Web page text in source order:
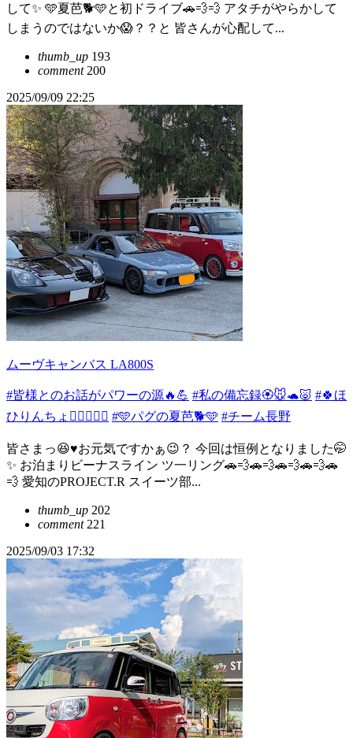
して✨ 🩵夏芭🐕🩵と初ドライブ🚗💨💨 アタチがやらかして
しまうのではないか😱？？と 皆さんが心配して...
thumb_up 193
comment200
2025/09/09 22:25
ムーヴキャンバス LA800S
#皆様とのお話がパワーの源🔥💪 #私の備忘録🏵️🐭🐢🐷 #🍀ほ
ひりんちょ👉🏻👈🏻🍀 #🩵パグの夏芭🐕🩵 #チーム長野
皆さまっ😆♥️お元気ですかぁ😉？ 今回は恒例となりました🤭
✨ お泊まりビーナスライン ツ一リング🚗💨🚗💨🚗💨🚗💨🚗
💨 愛知のPROJECT.R スイーツ部...
thumb_up 202
comment221
2025/09/03 17:32